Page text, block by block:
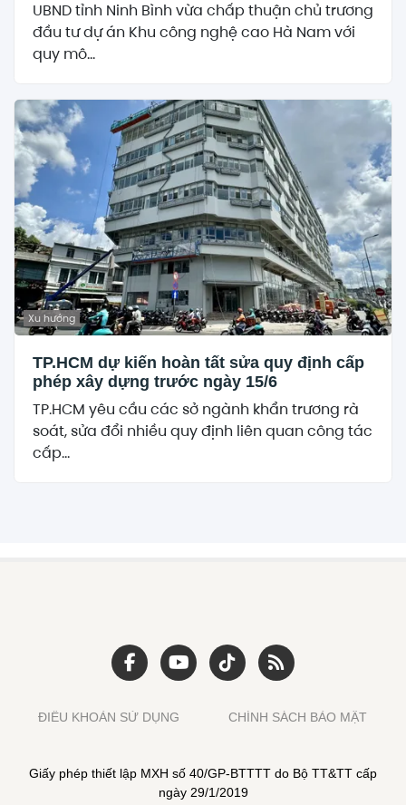
UBND tỉnh Ninh Bình vừa chấp thuận chủ trương
đầu tư dự án Khu công nghệ cao Hà Nam với
quy mô...
Xu hướng
TP.HCM dự kiến hoàn tất sửa quy định cấp
phép xây dựng trước ngày 15/6
TP.HCM yêu cầu các sở ngành khẩn trương rà
soát, sửa đổi nhiều quy định liên quan công tác
cấp...
ĐIỀU KHOẢN SỬ DỤNG CHÍNH SÁCH BẢO MẬT
Giấy phép thiết lập MXH số 40/GP-BTTTT do Bộ TT&TT cấp
ngày 29/1/2019